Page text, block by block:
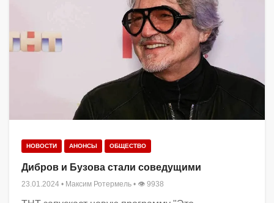
НОВОСТИ АНОНСЫ ОБЩЕСТВО
Дибров и Бузова стали соведущими
23.01.2024 • Максим Ротермель • 👁 9938